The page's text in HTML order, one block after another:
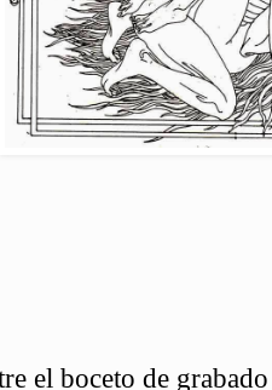
el boceto de